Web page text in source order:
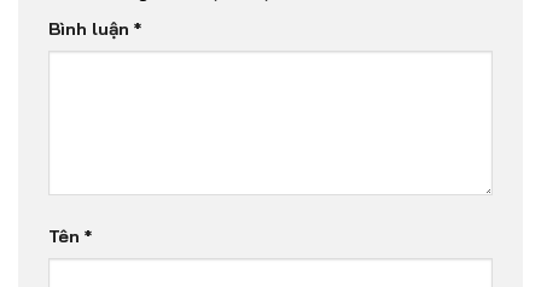
Bình luận *
Tên *